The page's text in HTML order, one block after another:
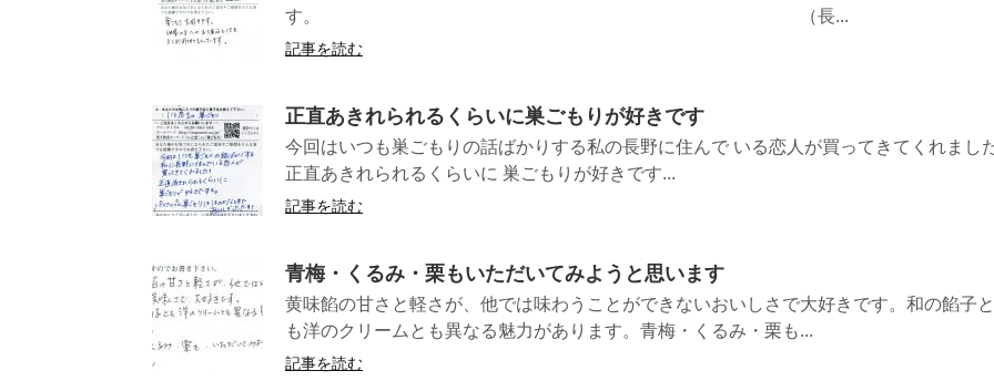
す。 （長...
記事を読む
正直あきれられるくらいに巣ごもりが好きです
今回はいつも巣ごもりの話ばかりする私の長野に住んで いる恋人が買ってきてくれまし
正直あきれられるくらいに 巣ごもりが好きです...
記事を読む
青梅・くるみ・栗もいただいてみようと思います
黄味餡の甘さと軽さが、他では味わうことができないおいしさで大好きです。和の餡子と
も洋のクリームとも異なる魅力があります。青梅・くるみ・栗も...
記事を読む